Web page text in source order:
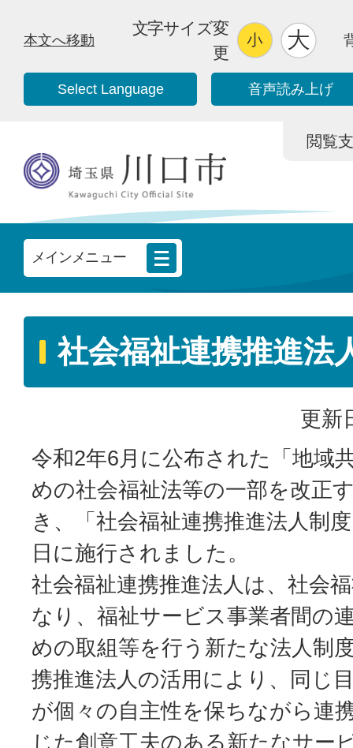
本文へ移動
文字サイズ変
更
Select Language 音声読み上げ
閲覧
メインメニュー
社会福祉連携推進法
更新
令和2年6月に公布された「地域
めの社会福祉法等の一部を改正
き、「社会福祉連携推進法人制
日に施行されました。
社会福祉連携推進法人は、社会
なり、福祉サービス事業者間の
めの取組等を行う新たな法人制
携推進法人の活用により、同じ
が個々の自主性を保ちながら連
じた創意工夫のある新たなサー